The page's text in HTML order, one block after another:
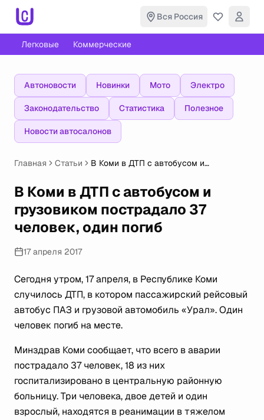
Вся Россия
Легковые Коммерческие
Автоновости Новинки Мото Электро
Законодательство Статистика Полезное
Новости автосалонов
Главная Статьи
В Коми в ДТП с автобусом и
один погиб
В Коми в ДТП с автобусом и
грузовиком пострадало 37
человек, один погиб
17 апреля 2017
Сегодня утром, 17 апреля, в Республике Коми
случилось ДТП, в котором пассажирский рейсовый
автобус ПАЗ и грузовой автомобиль «Урал». Один
человек погиб на месте.
Минздрав Коми сообщает, что всего в аварии
пострадало 37 человек, 18 из них
госпитализировано в центральную районную
больницу. Три человека, двое детей и один
взрослый, находятся в реанимации в тяжелом